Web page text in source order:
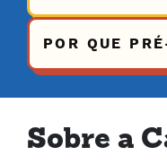
POR QUE
Sobre a